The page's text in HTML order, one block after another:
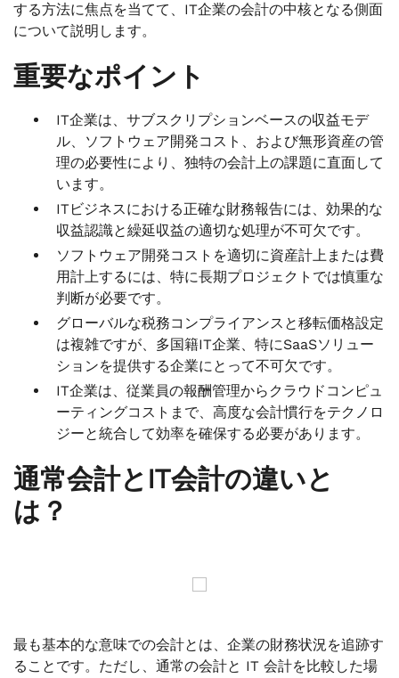
する方法に焦点を当てて、IT企業の会計の中核となる側面
について説明します。
重要なポイント
IT企業は、サブスクリプションベースの収益モデ
ル、ソフトウェア開発コスト、および無形資産の管
理の必要性により、独特の会計上の課題に直面して
います。
ITビジネスにおける正確な財務報告には、効果的な
収益認識と繰延収益の適切な処理が不可欠です。
ソフトウェア開発コストを適切に資産計上または費
用計上するには、特に長期プロジェクトでは慎重な
判断が必要です。
グローバルな税務コンプライアンスと移転価格設定
は複雑ですが、多国籍IT企業、特にSaaSソリュー
ションを提供する企業にとって不可欠です。
IT企業は、従業員の報酬管理からクラウドコンピュ
ーティングコストまで、高度な会計慣行をテクノロ
ジーと統合して効率を確保する必要があります。
通常会計とIT会計の違いと
は？
最も基本的な意味での会計とは、企業の財務状況を追跡す
ることです。ただし、通常の会計と IT 会計を比較した場